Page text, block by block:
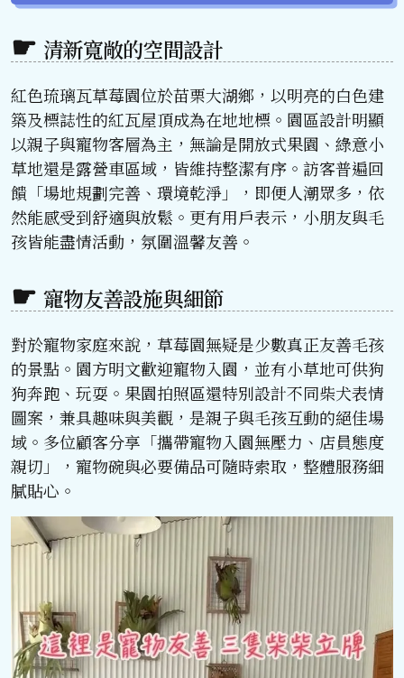
清新寬敞的空間設計
紅色琉璃瓦草莓園位於苗栗大湖鄉，以明亮的白色建
築及標誌性的紅瓦屋頂成為在地地標。園區設計明顯
以親子與寵物客層為主，無論是開放式果園、綠意小
草地還是露營車區域，皆維持整潔有序。訪客普遍回
饋「場地規劃完善、環境乾淨」，即便人潮眾多，依
然能感受到舒適與放鬆。更有用戶表示，小朋友與毛
孩皆能盡情活動，氛圍溫馨友善。
寵物友善設施與細節
對於寵物家庭來說，草莓園無疑是少數真正友善毛孩
的景點。園方明文歡迎寵物入園，並有小草地可供狗
狗奔跑、玩耍。果園拍照區還特別設計不同柴犬表情
圖案，兼具趣味與美觀，是親子與毛孩互動的絕佳場
域。多位顧客分享「攜帶寵物入園無壓力、店員態度
親切」，寵物碗與必要備品可隨時索取，整體服務細
膩貼心。